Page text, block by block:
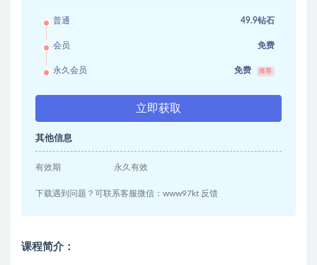
普通 49.9钻石
会员 免费
永久会员 免费 推荐
立即获取
其他信息
有效期 永久有效
下载遇到问题？可联系客服微信：www97kt 反馈
课程简介：